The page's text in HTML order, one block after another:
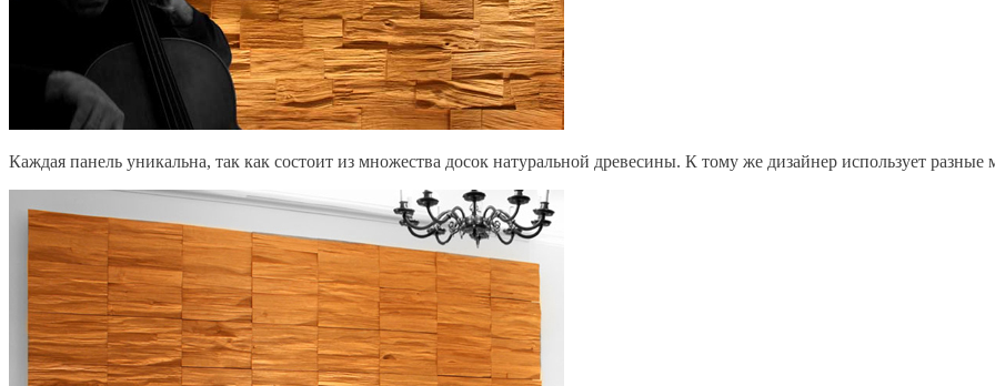
Каждая панель уникальна, так как состоит из множества досок натуральной древесины. К тому же дизайнер использует